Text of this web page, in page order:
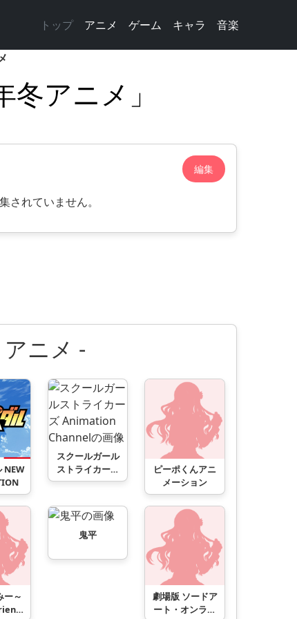
トップ アニメ ゲーム キャラ 音楽
アニメ」
編集
されていません。
アニメ -
NEW
スクールガール
ストライカーズ
Animation
ピーポくんアニ
メーション
ー～
鬼平
劇場版 ソードア
ート・オンライ